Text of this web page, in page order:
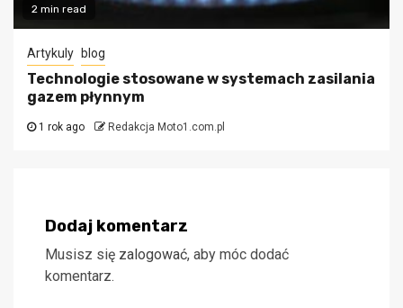
2 min read
Artykuly blog
Technologie stosowane w systemach zasilania
gazem płynnym
1 rok ago Redakcja Moto1.com.pl
Dodaj komentarz
Musisz się zalogować, aby móc dodać
komentarz.